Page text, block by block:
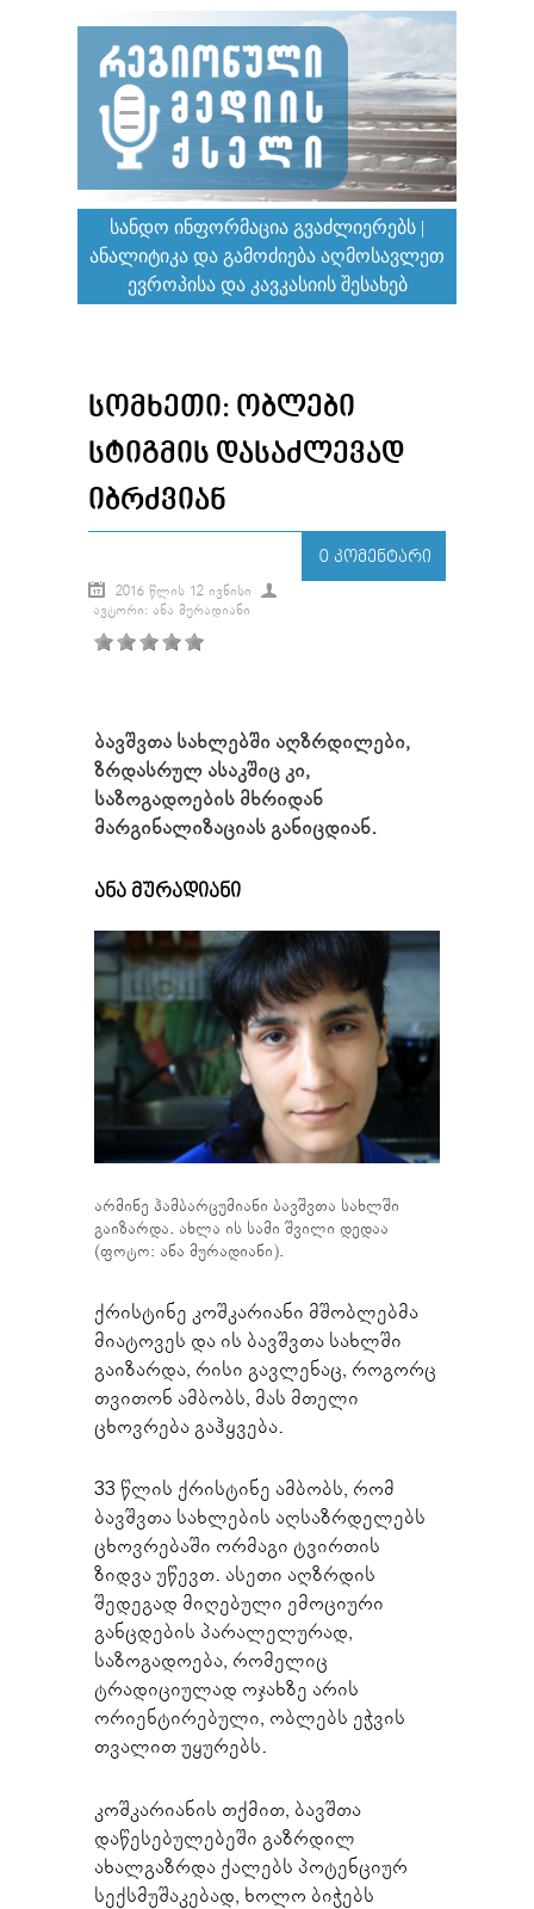
ᲡᲐᲜᲓᲝ ᲘᲜᲤᲝᲠᲛᲐᲪᲘᲐ ᲒᲕᲐᲫᲚᲘᲔᲠᲔᲑᲡ |
ᲐᲜᲐᲚᲘᲢᲘᲙᲐ ᲓᲐ ᲒᲐᲛᲝᲫᲘᲔᲑᲐ ᲐᲦᲛᲝᲡᲐᲕᲚᲔᲗ
ᲔᲕᲠᲝᲞᲘᲡᲐ ᲓᲐ ᲙᲐᲕᲙᲐᲡᲘᲘᲡ ᲨᲔᲡᲐᲮᲔᲑ
ᲡᲝᲛᲮᲔᲗᲘ: ᲝᲑᲚᲔᲑᲘ
ᲡᲢᲘᲒᲛᲘᲡ ᲓᲐᲡᲐᲫᲚᲔᲕᲐᲓ
ᲘᲑᲠᲫᲕᲘᲐᲜ
0 ᲙᲝᲛᲔᲜᲢᲐᲠᲘ
2016 ᲬᲚᲘᲡ 12 ᲘᲕᲜᲘᲡᲘ
ᲐᲕᲢᲝᲠᲘ: ᲐᲜᲐ ᲛᲣᲠᲐᲓᲘᲐᲜᲘ
ბავშვთა სახლებში აღზრდილები,
ზრდასრულ ასაკშიც კი,
საზოგადოების მხრიდან
მარგინალიზაციას განიცდიან.
ანა მურადიანი
არმინე ჰამბარცუმიანი ბავშვთა სახლში
გაიზარდა. ახლა ის სამი შვილი დედაა
(ფოტო: ანა მურადიანი).
ქრისტინე კოშკარიანი მშობლებმა
მიატოვეს და ის ბავშვთა სახლში
გაიზარდა, რისი გავლენაც, როგორც
თვითონ ამბობს, მას მთელი
ცხოვრება გაჰყვება.
33 წლის ქრისტინე ამბობს, რომ
ბავშვთა სახლების აღსაზრდელებს
ცხოვრებაში ორმაგი ტვირთის
ზიდვა უწევთ. ასეთი აღზრდის
შედეგად მიღებული ემოციური
განცდების პარალელურად,
საზოგადოება, რომელიც
ტრადიციულად ოჯახზე არის
ორიენტირებული, ობლებს ეჭვის
თვალით უყურებს.
კოშკარიანის თქმით, ბავშთა
დაწესებულებეში გაზრდილ
ახალგაზრდა ქალებს პოტენციურ
სექსმუშაკებად, ხოლო ბიჭებს